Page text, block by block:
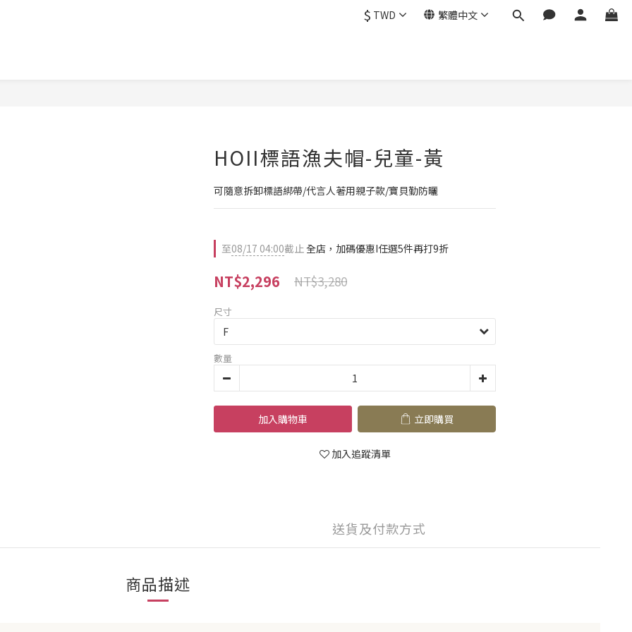
$ TWD 繁體中文
HOII標語漁夫帽-兒童-黃
可隨意拆卸標語綁帶/代言人著用親子款/寶貝勤防曬
至08/17 04:00截止全店，加碼優惠I任選5件再打9折
NT$2,296 NT$3,280
尺寸
數量
加入購物車 立即購買
加入追蹤清單
送貨及付款方式
商品描述